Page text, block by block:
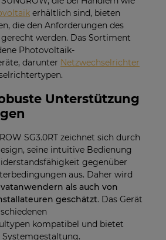
erhältlich sind, bieten
die den Anforderungen des
werden. Das Sortiment
Photovoltaik-
darunter Netzwechselrichter
Unterstützung
SG3.0RT zeichnet sich durch
seine intuitive Bedienung
gegenüber
aus. Daher wird
als auch von
geschätzt. Das Gerät
kompatibel und bietet